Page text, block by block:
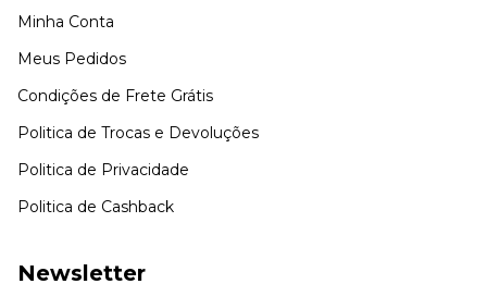
Minha Conta
Meus Pedidos
Condições de Frete Grátis
Politica de Trocas e Devoluções
Politica de Privacidade
Politica de Cashback
Newsletter